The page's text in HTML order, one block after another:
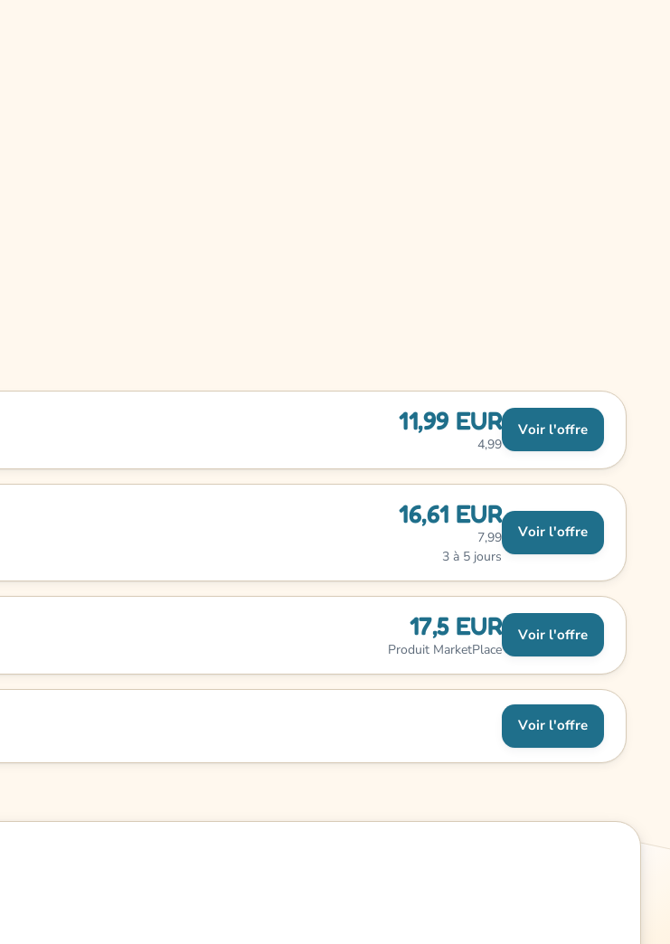
11,99 EUR
4,99
Voir l'offre
16,61 EUR
7,99
3 à 5 jours
Voir l'offre
17,5 EUR
Produit MarketPlace
Voir l'offre
Voir l'offre